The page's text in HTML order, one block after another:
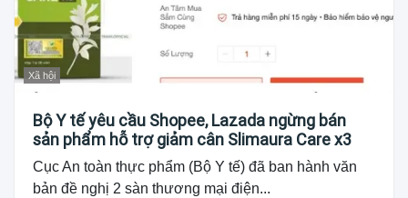
Xã hội
Bộ Y tế yêu cầu Shopee, Lazada ngừng bán
sản phẩm hỗ trợ giảm cân Slimaura Care x3
Cục An toàn thực phẩm (Bộ Y tế) đã ban hành văn
bản đề nghị 2 sàn thương mại điện...